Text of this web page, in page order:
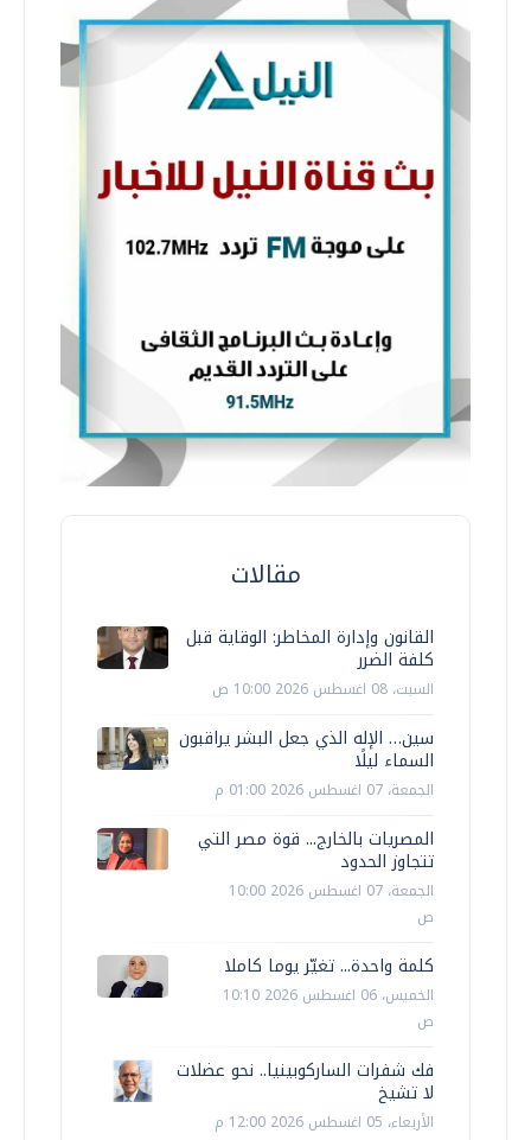
مقالات
القانون وإدارة المخاطر: الوقاية قبل
كلفة الضرر
السبت، 08 اغسطس 2026 10:00 ص
سين… الإله الذي جعل البشر يراقبون
السماء ليلًا
الجمعة، 07 اغسطس 2026 01:00 م
المصريات بالخارج... قوة مصر التي
تتجاوز الحدود
الجمعة، 07 اغسطس 2026 10:00
ص
كلمة واحدة... تغيّر يوما كاملا
الخميس، 06 اغسطس 2026 10:10
ص
فك شفرات الساركوبينيا.. نحو عضلات
لا تشيخ
الأربعاء، 05 اغسطس 2026 12:00 م